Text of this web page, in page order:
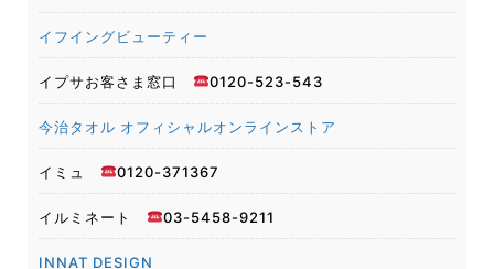
イフイングビューティー
イプサお客さま窓口 0120-523-543
今治タオル オフィシャルオンラインストア
イミュ 0120-371367
イルミネート 03-5458-9211
INNAT DESIGN